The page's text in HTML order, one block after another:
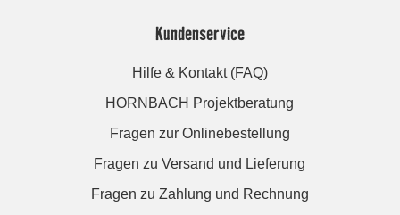
Kundenservice
Hilfe & Kontakt (FAQ)
HORNBACH Projektberatung
Fragen zur Onlinebestellung
Fragen zu Versand und Lieferung
Fragen zu Zahlung und Rechnung